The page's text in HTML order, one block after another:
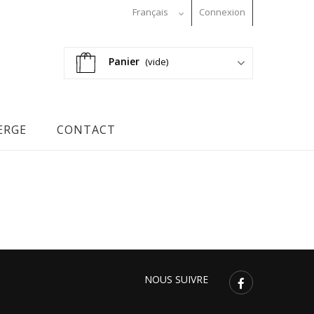
Connexion
Français
Panier (vide)
CONTACT
NOUS SUIVRE